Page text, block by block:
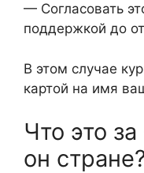
— Согласовать
поддержкой до
В этом случае
картой на имя
Что это
он